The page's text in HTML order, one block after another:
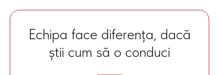
Echipa face diferența, dacă
știi cum să o conduci